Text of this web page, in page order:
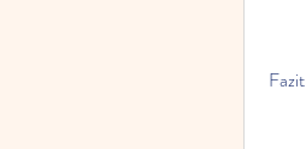
Fazit